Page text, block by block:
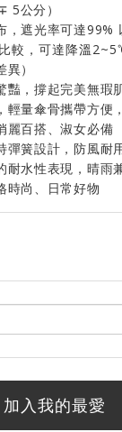
5公分）
，遮光率可達99%
較，可達降溫
）
豔，撐起完美無瑕
輕量傘骨攜帶方便
麗百搭、淑女必備
彈簧設計，防風耐
耐水性表現，晴雨
時尚、日常好物
加入我的最愛